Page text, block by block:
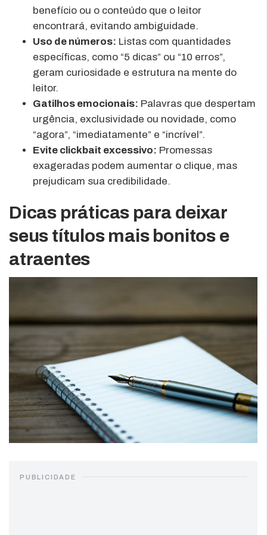
benefício ou o conteúdo que o leitor
encontrará, evitando ambiguidade.
Uso de números: Listas com quantidades
específicas, como “5 dicas” ou “10 erros”,
geram curiosidade e estrutura na mente do
leitor.
Gatilhos emocionais: Palavras que despertam
urgência, exclusividade ou novidade, como
“agora”, “imediatamente” e “incrível”.
Evite clickbait excessivo: Promessas
exageradas podem aumentar o clique, mas
prejudicam sua credibilidade.
Dicas práticas para deixar
seus títulos mais bonitos e
atraentes
PUBLICIDADE